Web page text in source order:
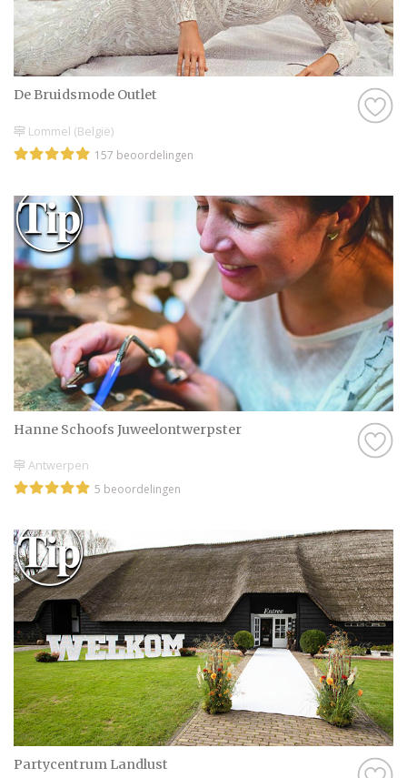
De Bruidsmode Outlet
Lommel (België)
157 beoordelingen
Hanne Schoofs Juweelontwerpster
Antwerpen
5 beoordelingen
Partycentrum Landlust